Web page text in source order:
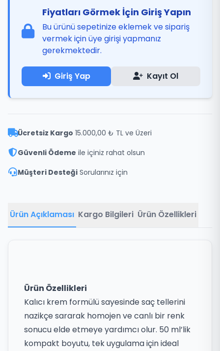
Fiyatları Görmek İçin Giriş Yapın
Bu ürünü sepetinize eklemek ve sipariş
vermek için üye girişi yapmanız
gerekmektedir.
Giriş Yap Kayıt Ol
Ücretsiz Kargo 15.000,00 ₺ TL ve Üzeri
Güvenli Ödeme ile içiniz rahat olsun
Müşteri Desteği Sorularınız için
Ürün Açıklaması Kargo Bilgileri Ürün Özellikleri
Ürün Özellikleri
Kalıcı krem formülü sayesinde saç tellerini
nazikçe sararak homojen ve canlı bir renk
sonucu elde etmeye yardımcı olur. 50 ml’lik
kompakt boyutu, tek uygulama için ideal